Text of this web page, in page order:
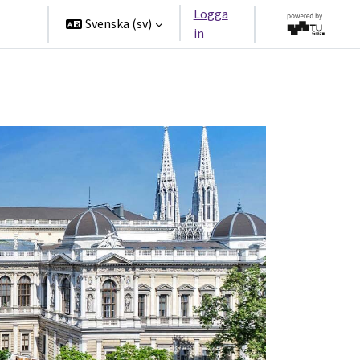
Svenska ‎(sv)‎
Logga
in